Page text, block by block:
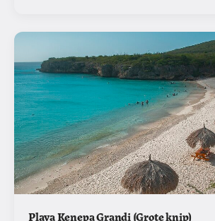
Playa Kenepa Grandi (Grote knip)